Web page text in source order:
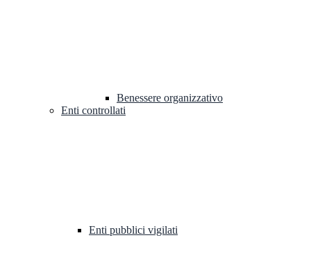
Benessere organizzativo
Enti controllati
Enti pubblici vigilati